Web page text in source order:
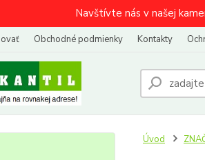
Navštívte nás v našej
Obchodné podmienky Kontakty
Úvod